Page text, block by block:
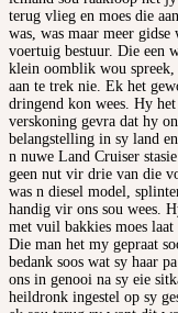
terug vlieg en moes die
was, was maar meer gidse
voertuig bestuur. Die een
klein oomblik wou spreek,
aan te trek nie. Ek het
dringend kon wees. Hy
verskoning gevra dat hy
belangstelling in sy land
n nuwe Land Cruiser
geen nut vir drie van die
was n diesel model,
handig vir ons sou wees.
met vuil bakkies moes
Die man het my gepraat
bedank soos wat sy haar
ons in genooi na sy eie
heildronk ingestel op sy